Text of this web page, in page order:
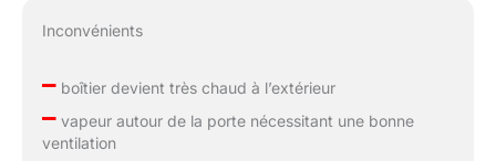
Inconvénients
–boîtier devient très chaud à l’extérieur
–vapeur autour de la porte nécessitant une bonne
ventilation